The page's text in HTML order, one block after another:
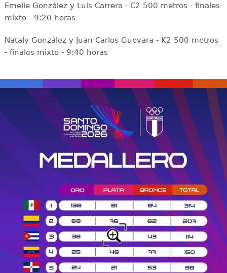
Emelie González y Luis Carrera - C2 500 metros - finales
mixto - 9:20 horas
Nataly González y Juan Carlos Guevara - K2 500 metros
- finales mixto - 9:40 horas